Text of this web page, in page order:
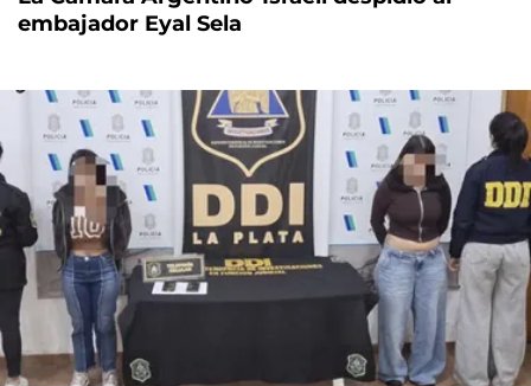
embajador Eyal Sela